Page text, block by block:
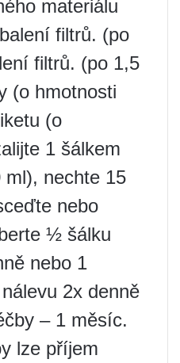
materiálu
filtrů. (po
filtrů. (po 1,5
(o hmotnosti
(o
1 šálkem
nechte 15
nebo
½ šálku
nebo 1
2x denně
– 1 měsíc.
lze příjem